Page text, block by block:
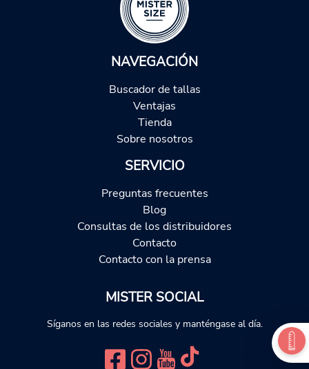
NAVEGACIÓN
Buscador de tallas
Ventajas
Tienda
Sobre nosotros
SERVICIO
Preguntas frecuentes
Blog
Consultas de los distribuidores
Contacto
Contacto con la prensa
MISTER SOCIAL
Síganos en las redes sociales y manténgase al día.